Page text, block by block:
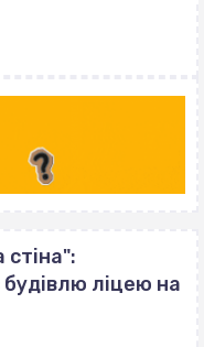
стіна":
ліцею на